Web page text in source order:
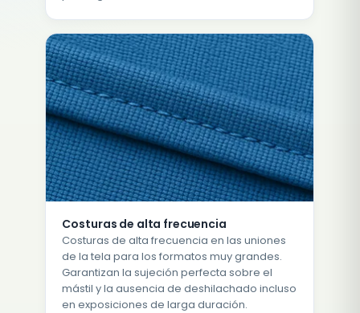
Costuras de alta frecuencia
Costuras de alta frecuencia en las uniones
de la tela para los formatos muy grandes.
Garantizan la sujeción perfecta sobre el
mástil y la ausencia de deshilachado incluso
en exposiciones de larga duración.